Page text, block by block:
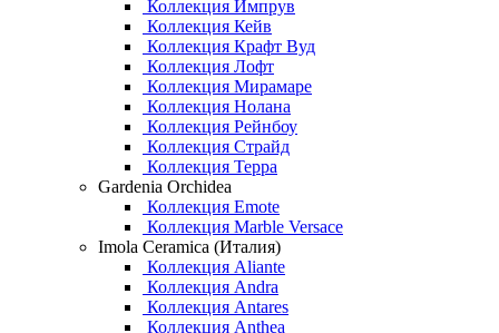
Коллекция Импрув
Коллекция Кейв
Коллекция Крафт Вуд
Коллекция Лофт
Коллекция Мирамаре
Коллекция Нолана
Коллекция Рейнбоу
Коллекция Страйд
Коллекция Терра
Gardenia Orchidea
Коллекция Emote
Коллекция Marble Versace
Imola Ceramica (Италия)
Коллекция Aliante
Коллекция Andra
Коллекция Antares
Коллекция Anthea